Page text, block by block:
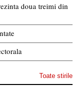
doua treimi din
Toate stirile